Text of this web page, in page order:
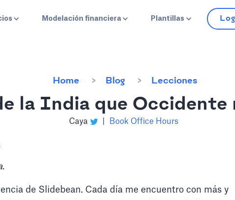
Modelación financiera Plantillas
Home Blog Lecciones
la India que Occidente
Caya Book Office Hours
.
de Slidebean. Cada día me encuentro con más y